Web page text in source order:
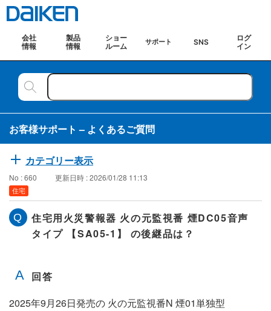
会社
情報
製品
情報
ショー
ルーム
サポート SNS
ログ
イン
お客様サポート – よくあるご質問
カテゴリー表示
No : 660 更新日時 : 2026/01/28 11:13
住宅
住宅用火災警報器 火の元監視番 煙DC05音声
タイプ 【SA05-1】 の後継品は？
2025年9月26日発売の 火の元監視番N 煙01単独型